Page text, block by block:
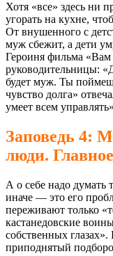
Хотя «все» здесь ни
угорать на кухне,
От внушенного с
муж сбежит, а дети
Героиня фильма «Вам
руководительницы:
будет муж. Ты
чувство долга»
умеет всем
Заповедь 4:
люди.
А о себе надо думать
иначе — это его
переживают только
кастанедовские
собственных
приподнятый